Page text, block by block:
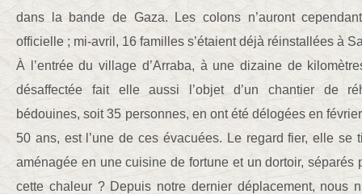
dans la bande de Gaza. Les colons n’auront
officielle ; mi-avril, 16 familles s’étaient déjà réinstallées à
À l’entrée du village d’Arraba, à une dizaine de
désaffectée fait elle aussi l’objet d’un chantier de
bédouines, soit 35 personnes, en ont été délogées en
50 ans, est l’une de ces évacuées. Le regard fier, elle se
aménagée en une cuisine de fortune et un dortoir, séparés
cette chaleur ? Depuis notre dernier déplacement, nous